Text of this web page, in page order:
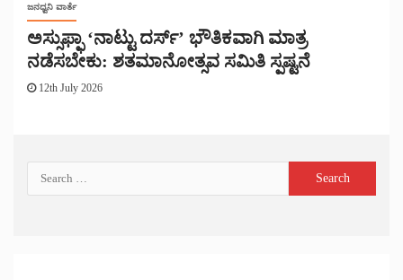
ಜನಧ್ವನಿ ವಾರ್ತೆ
ಅಸ್ಸುಫ್ಫಾ ‘ನಾಟ್ಟು ದರ್ಸ್’ ಭೌತಿಕವಾಗಿ ಮಾತ್ರ
ನಡೆಸಬೇಕು: ಶತಮಾನೋತ್ಸವ ಸಮಿತಿ ಸ್ಪಷ್ಟನೆ
12th July 2026